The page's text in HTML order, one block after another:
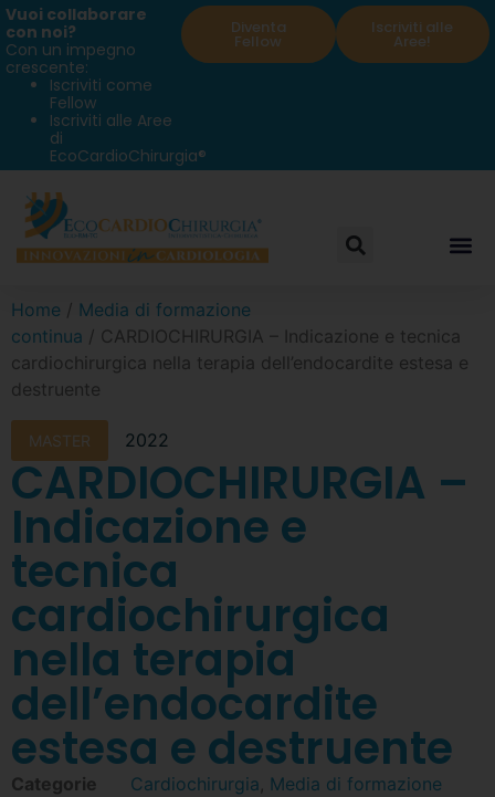
Vuoi collaborare
con noi?
Con un impegno
crescente:
Iscriviti come
Fellow
Iscriviti alle Aree
di
EcoCardioChirurgia®
Diventa
Fellow
Iscriviti alle
Aree!
Home / Media di formazione
continua / CARDIOCHIRURGIA – Indicazione e tecnica
cardiochirurgica nella terapia dell’endocardite estesa e
destruente
MASTER 2022
CARDIOCHIRURGIA –
Indicazione e
tecnica
cardiochirurgica
nella terapia
dell’endocardite
estesa e destruente
Categorie Cardiochirurgia, Media di formazione